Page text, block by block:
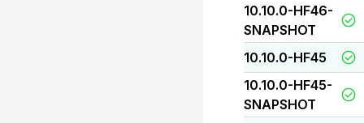
10.10.0-HF46-
SNAPSHOT
10.10.0-HF45
10.10.0-HF45-
SNAPSHOT